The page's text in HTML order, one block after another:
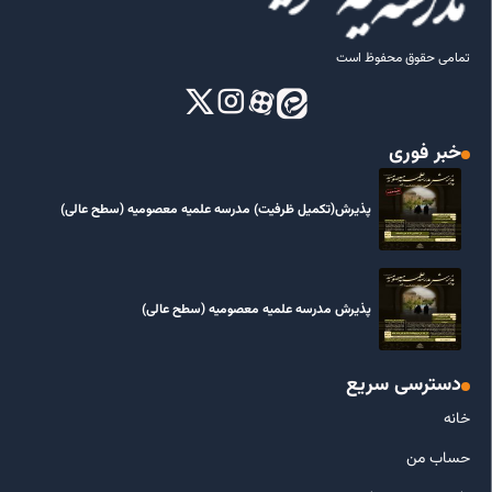
تمامی حقوق محفوظ است
خبر فوری
پذیرش(تکمیل ظرفیت) مدرسه علمیه معصومیه‌ (سطح عالی)
پذیرش مدرسه علمیه معصومیه‌ (سطح عالی)
دسترسی سریع
خانه
حساب من